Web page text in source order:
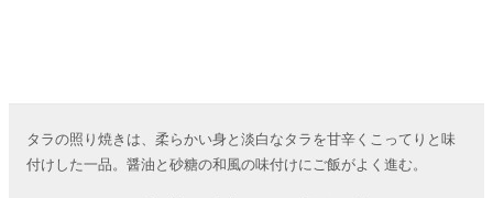
タラの照り焼きは、柔らかい身と淡白なタラを甘辛くこってりと味
付けした一品。醤油と砂糖の和風の味付けにご飯がよく進む。